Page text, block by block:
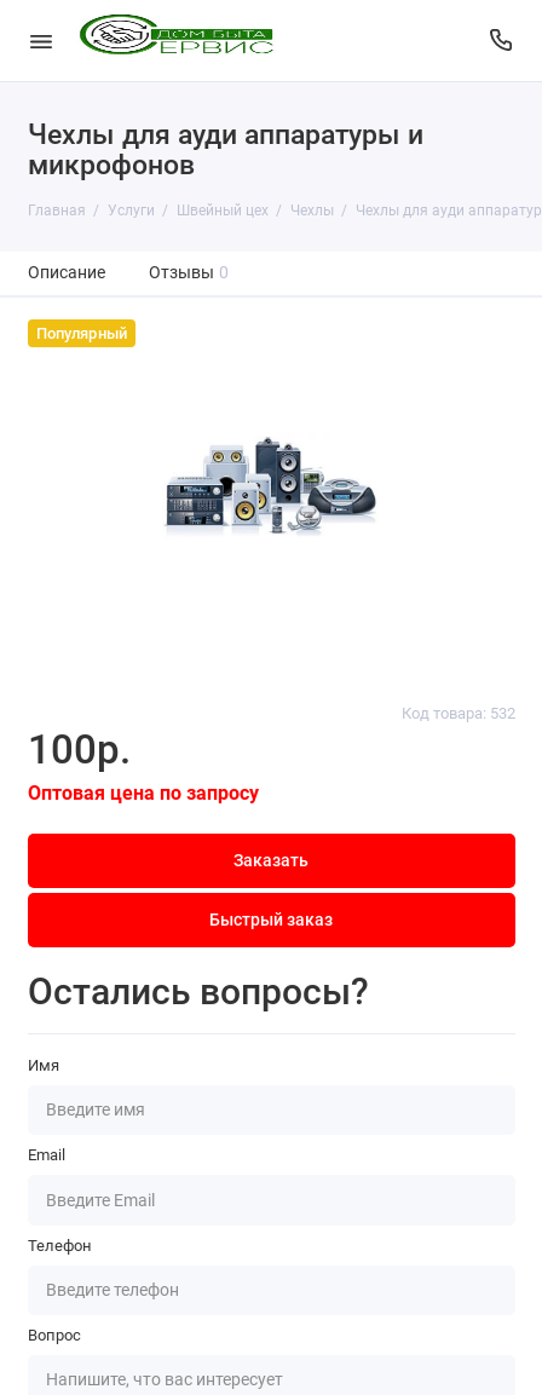
Чехлы для ауди аппаратуры и
микрофонов
Главная Услуги Швейный цех Чехлы Чехлы для ауди
Описание Отзывы 0
Популярный
Код товара: 532
100р.
Оптовая цена по запросу
Заказать
Быстрый заказ
Остались вопросы?
Имя
Email
Телефон
Вопрос